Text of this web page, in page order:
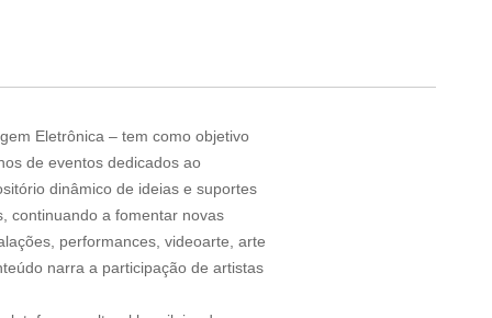
Eletrônica – tem como objetivo
de eventos dedicados ao
dinâmico de ideias e suportes
continuando a fomentar novas
performances, videoarte, arte
narra a participação de artistas